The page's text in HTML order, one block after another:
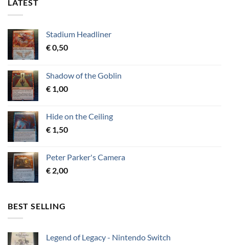
LATEST
Stadium Headliner
€0,50
Shadow of the Goblin
€ 1,00
Hide on the Ceiling
€ 1,50
Peter Parker's Camera
€ 2,00
BEST SELLING
Legend of Legacy - Nintendo Switch